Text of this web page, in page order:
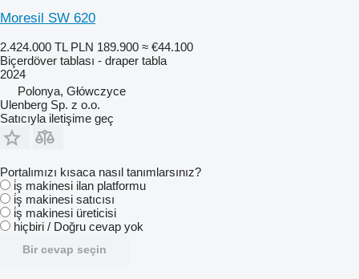
Moresil SW 620
2.424.000 TL PLN 189.900 ≈ €44.100
Biçerdöver tablası - draper tabla
2024
Polonya, Główczyce
Ulenberg Sp. z o.o.
Satıcıyla iletişime geç
Portalımızı kısaca nasıl tanımlarsınız?
i̇ş makinesi ilan platformu
i̇ş makinesi satıcısı
i̇ş makinesi üreticisi
hiçbiri / Doğru cevap yok
Bir cevap seçin